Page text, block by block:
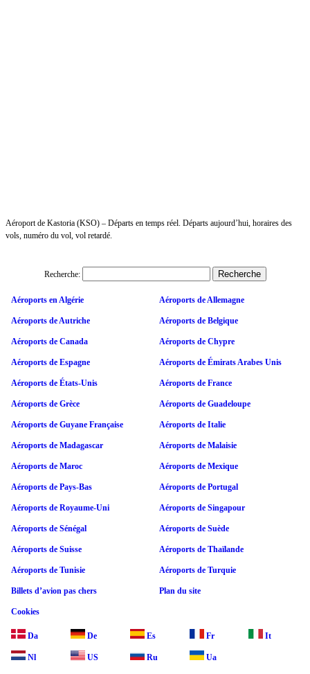
Aéroport de Kastoria (KSO) – Départs en temps réel. Départs aujourd’hui, horaires des
vols, numéro du vol, vol retardé.
Recherche:
Aéroports en Algérie Aéroports de Allemagne
Aéroports de Autriche Aéroports de Belgique
Aéroports de Canada Aéroports de Chypre
Aéroports de Espagne Aéroports de Émirats Arabes Unis
Aéroports de États-Unis Aéroports de France
Aéroports de Grèce Aéroports de Guadeloupe
Aéroports de Guyane Française Aéroports de Italie
Aéroports de Madagascar Aéroports de Malaisie
Aéroports de Maroc Aéroports de Mexique
Aéroports de Pays-Bas Aéroports de Portugal
Aéroports de Royaume-Uni Aéroports de Singapour
Aéroports de Sénégal Aéroports de Suède
Aéroports de Suisse Aéroports de Thaïlande
Aéroports de Tunisie Aéroports de Turquie
Billets d’avion pas chers Plan du site
Cookies
Da De Es Fr It
Nl US Ru Ua